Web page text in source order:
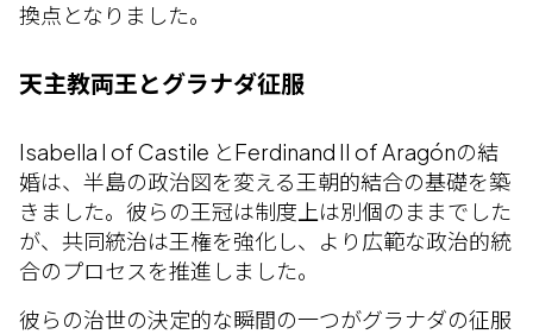
換点となりました。
天主教両王とグラナダ征服
Isabella I of Castile とFerdinand II of Aragónの結
婚は、半島の政治図を変える王朝的結合の基礎を築
きました。彼らの王冠は制度上は別個のままでした
が、共同統治は王権を強化し、より広範な政治的統
合のプロセスを推進しました。
彼らの治世の決定的な瞬間の一つがグラナダの征服